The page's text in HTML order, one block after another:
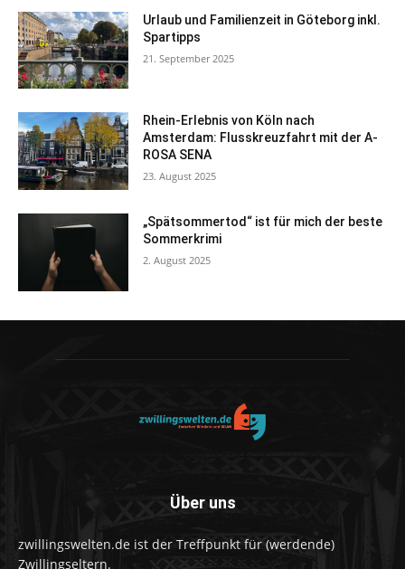
Urlaub und Familienzeit in Göteborg inkl.
Spartipps
21. September 2025
Rhein-Erlebnis von Köln nach
Amsterdam: Flusskreuzfahrt mit der A-
ROSA SENA
23. August 2025
„Spätsommertod“ ist für mich der beste
Sommerkrimi
2. August 2025
Über uns
zwillingswelten.de ist der Treffpunkt für (werdende)
Zwillingseltern.